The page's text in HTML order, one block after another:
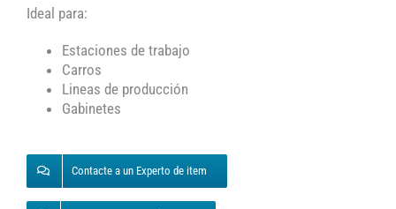
Ideal para:
Estaciones de trabajo
Carros
Lineas de producción
Gabinetes
Contacte a un Experto de item